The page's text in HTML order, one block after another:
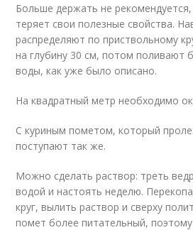
Больше держать не
теряет свои полезные свойства.
распределяют по приствольному
на глубину 30 см, потом поливают
воды, как уже было описано.
На квадратный метр необходимо
С куриным пометом, который
поступают так же.
Можно сделать раствор: треть
водой и настоять неделю.
круг, вылить раствор и сверху
помет более питательный,